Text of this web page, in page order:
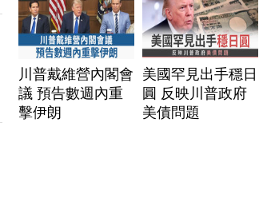
川普戴維營內閣會
議 預告數週內重
擊伊朗
美國罕見出手穩日
圓 反映川普政府
美債問題